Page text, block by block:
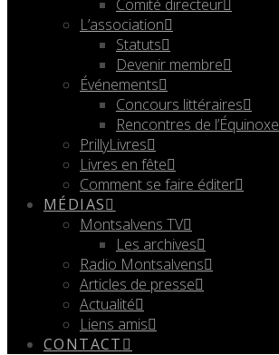
Comité directeur
L’association
Statuts
Devenir membre
Événements
Concours littéraires
Rencontres de l’Équinoxe
PrillyLivres
Livres en fête
Comment se faire éditer
MÉDIAS
Montsalvens TV
Les archives
Radio Montsalvens
Articles de presse
Actualité
Liens amis
CONTACT